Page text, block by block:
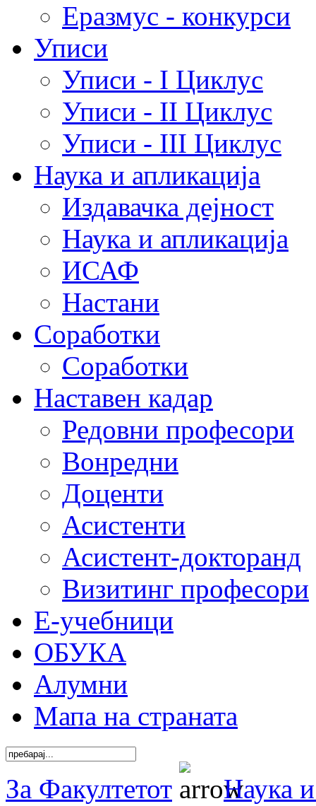
Еразмус - конкурси
Уписи
Уписи - I Циклус
Уписи - II Циклус
Уписи - III Циклус
Наука и апликација
Издавачка дејност
Наука и апликација
ИСАФ
Настани
Соработки
Соработки
Наставен кадар
Редовни професори
Вонредни
Доценти
Асистенти
Асистент-докторанд
Визитинг професори
Е-учебници
ОБУКА
Алумни
Мапа на страната
За Факултетот
Наука